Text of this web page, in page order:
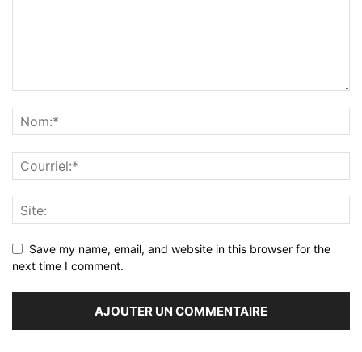
Save my name, email, and website in this browser for the
next time I comment.